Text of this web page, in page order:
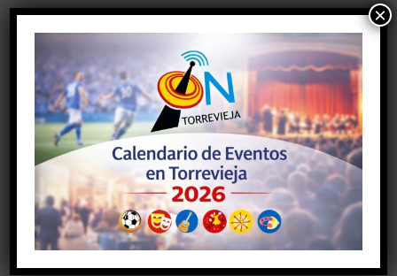
Manager BanskoLab en Lisboa); Ignacio Mas Casado
(CEO Startup Valencia), Carles Ribes Estrella (Business
Development Manager de ColivINN y LATAM), Pedro
Ignacio Rodríguez López (Responsable de estrategia y
desarrollo corporativo Grupo Marjal), Ignacio Rodríguez
Castellano (Fundador de RePeople), Jon Hormaeche
Castells (Co-fundador de Sun&Co) y Antonio Sánchez
Santapau (técnico de promoción y marketing de Visit
Benidorm).
El próximo viernes, 18 de febrero, se desarrollará la
sesión 2, donde intervendrán los profesores de la
×